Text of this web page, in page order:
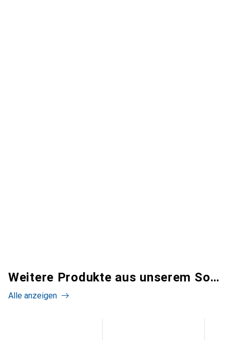
Weitere Produkte aus unserem Sortiment
Alle anzeigen